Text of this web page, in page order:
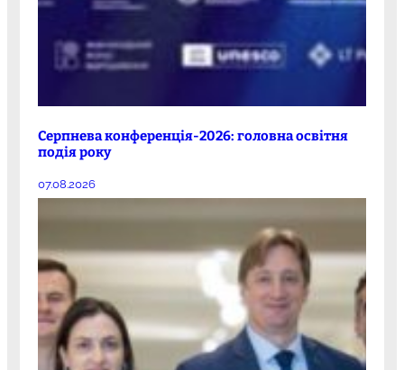
Серпнева конференція-2026: головна освітня
подія року
07.08.2026